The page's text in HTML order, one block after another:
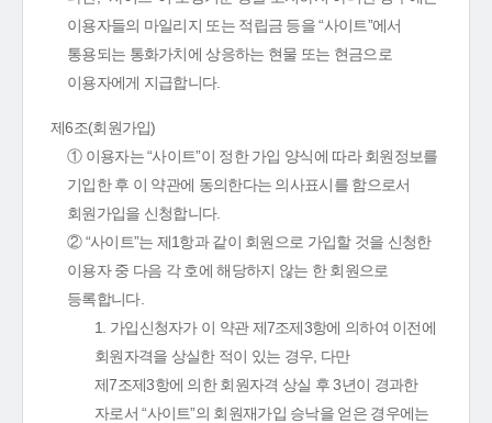
이용자들의 마일리지 또는 적립금 등을 “사이트”에서
통용되는 통화가치에 상응하는 현물 또는 현금으로
이용자에게 지급합니다.
제6조(회원가입)
① 이용자는 “사이트”이 정한 가입 양식에 따라 회원정보를
기입한 후 이 약관에 동의한다는 의사표시를 함으로서
회원가입을 신청합니다.
② “사이트”는 제1항과 같이 회원으로 가입할 것을 신청한
이용자 중 다음 각 호에 해당하지 않는 한 회원으로
등록합니다.
1. 가입신청자가 이 약관 제7조제3항에 의하여 이전에
회원자격을 상실한 적이 있는 경우, 다만
제7조제3항에 의한 회원자격 상실 후 3년이 경과한
자로서 “사이트”의 회원재가입 승낙을 얻은 경우에는